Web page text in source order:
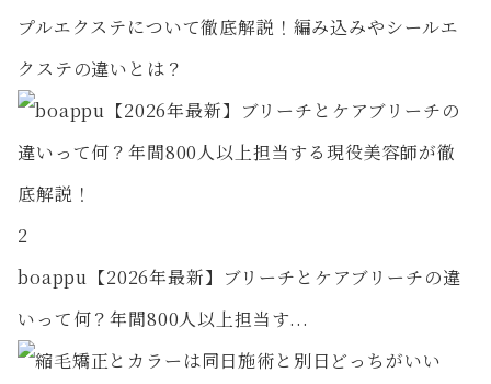
プルエクステについて徹底解説！編み込みやシールエ
クステの違いとは？
2
boappu【2026年最新】ブリーチとケアブリーチの違
いって何？年間800人以上担当す...